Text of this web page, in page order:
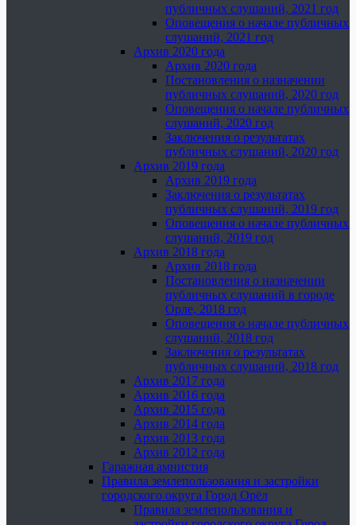
публичных слушаний, 2021 год
Оповещения о начале публичных
слушаний, 2021 год
Архив 2020 года
Архив 2020 года
Постановления о назначении
публичных слушаний, 2020 год
Оповещения о начале публичных
слушаний, 2020 год
Заключения о результатах
публичных слушаний, 2020 год
Архив 2019 года
Архив 2019 года
Заключения о результатах
публичных слушаний, 2019 год
Оповещения о начале публичных
слушаний, 2019 год
Архив 2018 года
Архив 2018 года
Постановления о назначении
публичных слушаний в городе
Орле, 2018 год
Оповещения о начале публичных
слушаний, 2018 год
Заключения о результатах
публичных слушаний, 2018 год
Архив 2017 года
Архив 2016 года
Архив 2015 года
Архив 2014 года
Архив 2013 года
Архив 2012 года
Гаражная амнистия
Правила землепользования и застройки
городского округа Город Орёл
Правила землепользования и